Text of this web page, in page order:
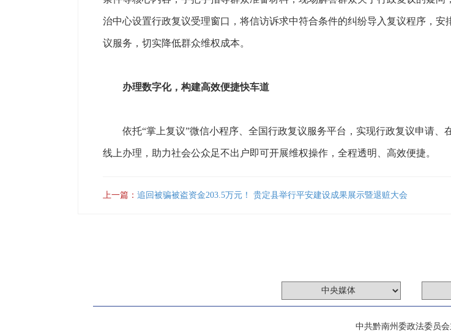
治中心设置行政复议受理窗口，将信访诉求中符合条件的纠纷导入复议程序，
议服务，切实降低群众维权成本。
办理数字化，构建高效便捷快车道
依托“掌上复议”微信小程序、全国行政复议服务平台，实现行政复议申请、
线上办理，助力社会公众足不出户即可开展维权操作，全程透明、高效便捷。
上一篇： 追回被骗被盗资金203.5万元！ 贵定县举行平安建设成果展示暨退赃大会
中共黔南州委政法委员